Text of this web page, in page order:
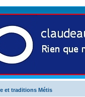
et traditions Métis